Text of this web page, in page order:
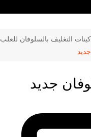
التغليف بالسلوفان للعلب 3 دي
جديد